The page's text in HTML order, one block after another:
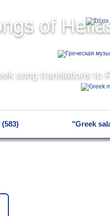
of
song translations to
"Greek